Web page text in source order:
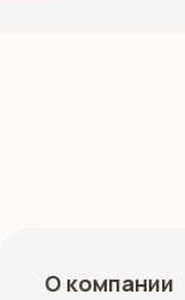
О компании